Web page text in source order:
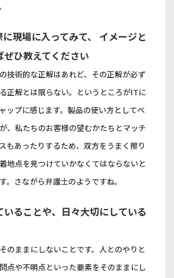
現場に入ってみて、 イメージと
ぜひ教えてください
技術的な正解はあれど、その正解が必ず
正解とは限らない。というところがITに
ップに感じます。製品の使い方としてベ
、私たちのお客様の望むかたちとマッチ
もあったりするため、双方をうまく擦り
地点を見つけていかなくてはならないと
。さながら弁護士のようですね。
ることや、日々大切にしている
のままにしないことです。人とのやりと
点や不明点といった要素をそのままにし